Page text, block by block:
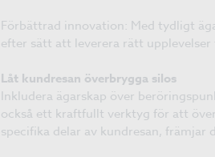
Förbättrad innovation: Med tydligt
efter sätt att leverera rätt
Låt kundresan överbrygga silos
Inkludera ägarskap över
också ett kraftfullt verktyg för att
specifika delar av kundresan,